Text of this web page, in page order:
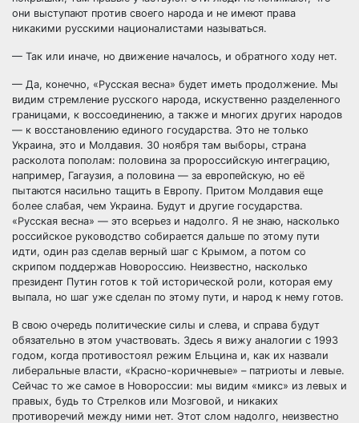
они выступают против своего народа и не имеют права
никакими русскими националистами называться.
— Так или иначе, но движение началось, и обратного ходу нет.
— Да, конечно, «Русская весна» будет иметь продолжение. Мы
видим стремление русского народа, искуственно разделенного
границами, к воссоединению, а также и многих других народов
— к восстановлению единого государства. Это не только
Украина, это и Молдавия. 30 ноября там выборы, страна
расколота пополам: половина за пророссийскую интеграцию,
например, Гагаузия, а половина — за европейскую, но её
пытаются насильно тащить в Европу. Притом Молдавия еще
более слабая, чем Украина. Будут и другие государства.
«Русская весна» — это всерьез и надолго. Я не знаю, насколько
российское руководство собирается дальше по этому пути
идти, один раз сделав верный шаг с Крымом, а потом со
скрипом поддержав Новороссию. Неизвестно, насколько
президент Путин готов к той исторической роли, которая ему
выпала, но шаг уже сделан по этому пути, и народ к нему готов.
В свою очередь политические силы и слева, и справа будут
обязательно в этом участвовать. Здесь я вижу аналогии с 1993
годом, когда противостоял режим Ельцина и, как их назвали
либеральные власти, «Красно-коричневые» – патриоты и левые.
Сейчас то же самое в Новороссии: мы видим «микс» из левых и
правых, будь то Стрелков или Мозговой, и никаких
противоречий между ними нет. Этот слом надолго, неизвестно